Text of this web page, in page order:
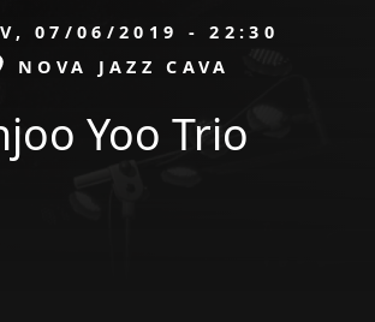
07/06/2019 - 22:30
ESPAI
NOVA JAZZ CAVA
Yoo Trio